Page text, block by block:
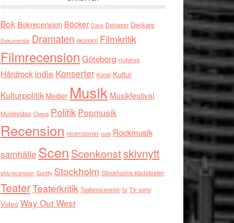
Bok Bokrecension Böcker Dans Debaser Deckare
Dokumentär Dramaten ekonomi Filmkritik
Filmrecension Göteborg Hultsfred
Hårdrock indie Konserter Konst Kultur
Kulturpolitik Medier Musik Musikfestival
Musikvideo Opera Politik Popmusik
Recension recensioner rock Rockmusik
samhälleScen Scenkonstskivnytt
skivrecension Spotify Stockholm Stockholms stadsteater
TeaterTeaterkritik Teaterrecension tv TV-serie
Video Way Out West